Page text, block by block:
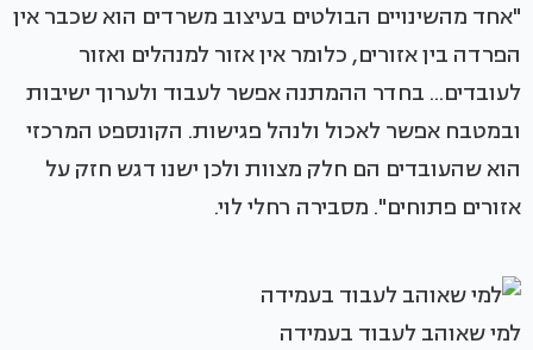
"אחד מהשינויים הבולטים בעיצוב משרדים הוא שכבר אין
הפרדה בין אזורים, כלומר אין אזור למנהלים ואזור
לעובדים... בחדר ההמתנה אפשר לעבוד ולערוך ישיבות
ובמטבח אפשר לאכול ולנהל פגישות. הקונספט המרכזי
הוא שהעובדים הם חלק מצוות ולכן ישנו דגש חזק על
אזורים פתוחים". מסבירה רחלי לוי.
למי שאוהב לעבוד בעמידה